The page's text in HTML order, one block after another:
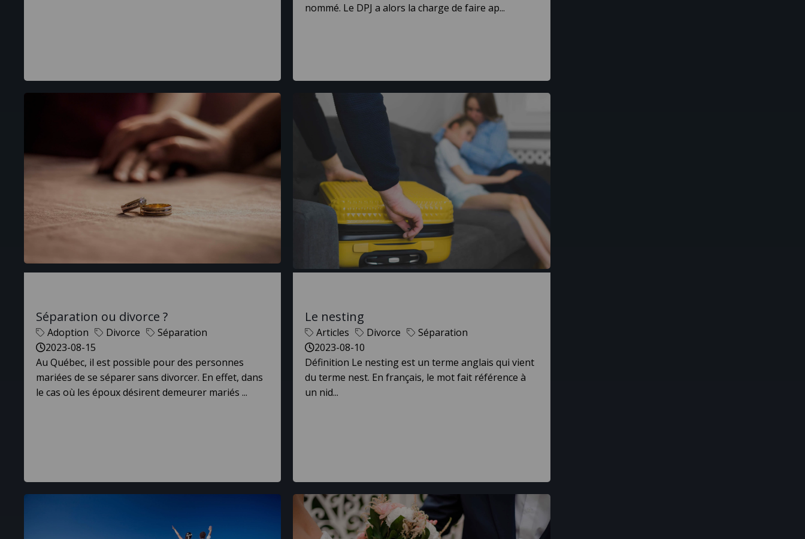
nommé. Le DPJ a alors la charge de faire ap...
Séparation ou divorce ?
Adoption Divorce
Séparation
2023-08-15
Au Québec, il est possible pour des personnes
mariées de se séparer sans divorcer. En effet, dans
le cas où les époux désirent demeurer mariés ...
Le nesting
Articles Divorce
Séparation
2023-08-10
Définition Le nesting est un terme anglais qui vient
du terme nest. En français, le mot fait référence à
un nid...